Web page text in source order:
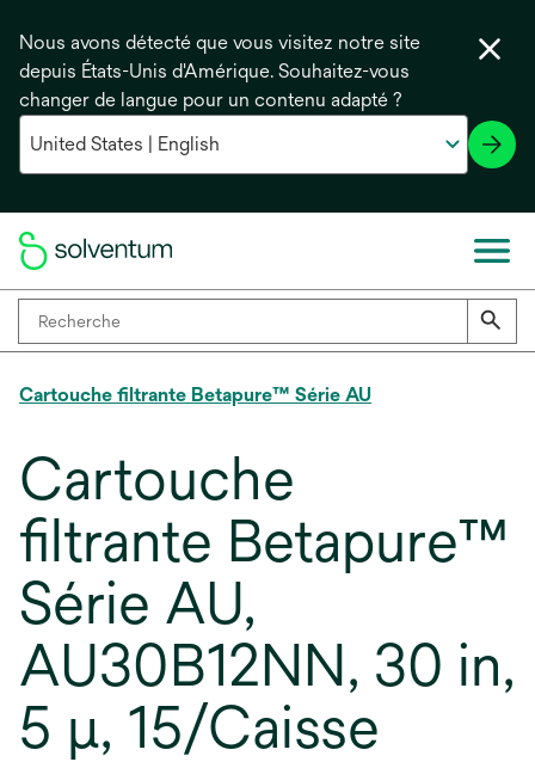
Nous avons détecté que vous visitez notre site
depuis États-Unis d'Amérique. Souhaitez-vous
changer de langue pour un contenu adapté ?
Cartouche filtrante Betapure™ Série AU
Cartouche
filtrante Betapure™
Série AU,
AU30B12NN, 30 in,
5 µ, 15/Caisse